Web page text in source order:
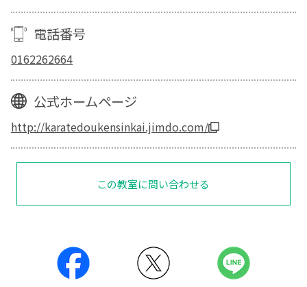
電話番号
0162262664
公式ホームページ
http://karatedoukensinkai.jimdo.com/
この教室に問い合わせる